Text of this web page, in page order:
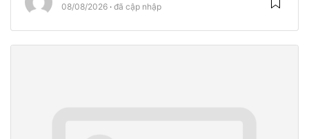
08/08/2026 đã cập nhập